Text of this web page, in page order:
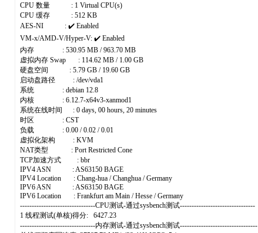
CPU 数量 : 1 Virtual CPU(s)
CPU 缓存 : 512 KB
AES-NI : ✔️ Enabled
VM-x/AMD-V/Hyper-V: ✔️ Enabled
内存 : 530.95 MB / 963.70 MB
虚拟内存 Swap : 114.62 MB / 1.00 GB
硬盘空间 : 5.79 GB / 19.60 GB
启动盘路径 : /dev/vda1
系统 : debian 12.8
内核 : 6.12.7-x64v3-xanmod1
系统在线时间 : 0 days, 00 hours, 20 minutes
时区 : CST
负载 : 0.00 / 0.02 / 0.01
虚拟化架构 : KVM
NAT类型 : Port Restricted Cone
TCP加速方式 : bbr
IPV4 ASN : AS63150 BAGE
IPV4 Location : Chang-hua / Changhua / Germany
IPV6 ASN : AS63150 BAGE
IPV6 Location : Frankfurt am Main / Hesse / Germany
--------------------------------CPU测试-通过sysbench测试--------------------------------
1 线程测试(单核)得分: 6427.23
--------------------------------内存测试-通过sysbench测试---------------------------------